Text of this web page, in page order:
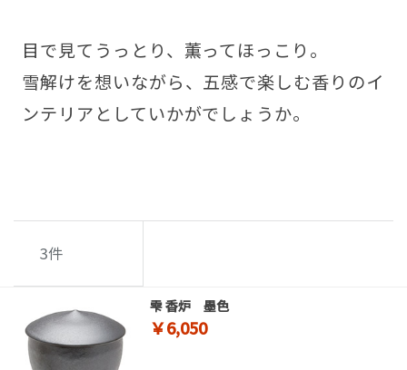
目で見てうっとり、薫ってほっこり。
雪解けを想いながら、五感で楽しむ香りのイ
ンテリアとしていかがでしょうか。
3件
雫 香炉 墨色
￥6,050